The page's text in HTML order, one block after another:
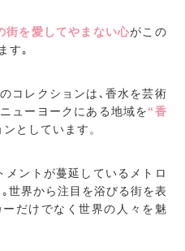
街を愛してやまない心がこの
す｡
コレクションは､香水を芸術
ューヨークにある地域を“香
としています。
メントが蔓延しているメトロ
世界から注目を浴びる街を表
だけでなく世界の人々を魅